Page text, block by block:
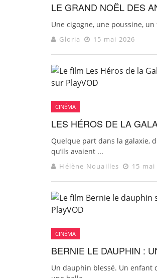
LE GRAND NOËL DES
Une cigogne, une poussine,
Gloria 15 mai 2026
CINÉMA
LES HÉROS DE LA
Quelque part dans la galaxie,
qu’ils avaient ...
Hélène Nouailles 15 mai
CINÉMA
BERNIE LE DAUPHIN :
Un dauphin blessé. Un enfant